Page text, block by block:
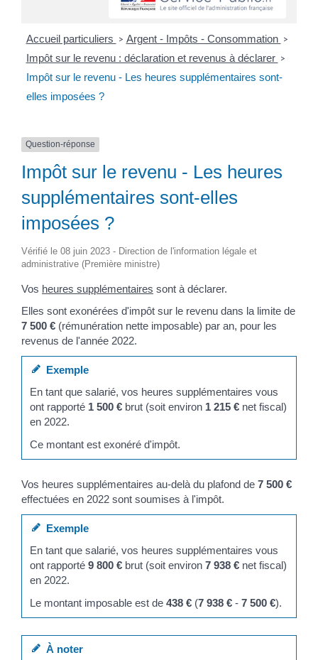
Accueil particuliers > Argent - Impôts - Consommation >
Impôt sur le revenu : déclaration et revenus à déclarer >
Impôt sur le revenu - Les heures supplémentaires sont-
elles imposées ?
Question-réponse
Impôt sur le revenu - Les heures
supplémentaires sont-elles
imposées ?
Vérifié le 08 juin 2023 - Direction de l'information légale et
administrative (Première ministre)
Vos heures supplémentaires sont à déclarer.
Elles sont exonérées d'impôt sur le revenu dans la limite de
7 500 € (rémunération nette imposable) par an, pour les
revenus de l'année 2022.
Exemple
En tant que salarié, vos heures supplémentaires vous
ont rapporté 1 500 € brut (soit environ 1 215 € net fiscal)
en 2022.
Ce montant est exonéré d'impôt.
Vos heures supplémentaires au-delà du plafond de 7 500 €
effectuées en 2022 sont soumises à l'impôt.
Exemple
En tant que salarié, vos heures supplémentaires vous
ont rapporté9 800 € brut (soit environ7 938 € net fiscal)
en 2022.
Le montant imposable est de438 € (7 938 € -7 500 €).
À noter